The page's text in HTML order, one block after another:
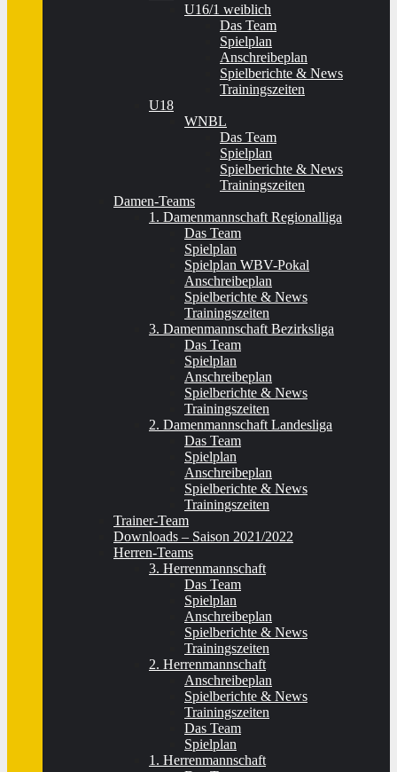
U16/1 weiblich
Das Team
Spielplan
Anschreibeplan
Spielberichte & News
Trainingszeiten
U18
WNBL
Das Team
Spielplan
Spielberichte & News
Trainingszeiten
Damen-Teams
1. Damenmannschaft Regionalliga
Das Team
Spielplan
Spielplan WBV-Pokal
Anschreibeplan
Spielberichte & News
Trainingszeiten
3. Damenmannschaft Bezirksliga
Das Team
Spielplan
Anschreibeplan
Spielberichte & News
Trainingszeiten
2. Damenmannschaft Landesliga
Das Team
Spielplan
Anschreibeplan
Spielberichte & News
Trainingszeiten
Trainer-Team
Downloads – Saison 2021/2022
Herren-Teams
3. Herrenmannschaft
Das Team
Spielplan
Anschreibeplan
Spielberichte & News
Trainingszeiten
2. Herrenmannschaft
Anschreibeplan
Spielberichte & News
Trainingszeiten
Das Team
Spielplan
1. Herrenmannschaft